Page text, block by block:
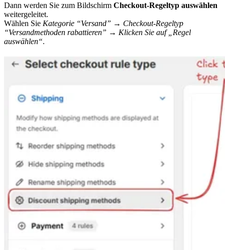
Dann werden Sie zum Bildschirm Checkout-Regeltyp auswählen
weitergeleitet.
Wählen Sie Kategorie “Versand” → Checkout-Regeltyp
“Versandmethoden rabattieren” → Klicken Sie auf „Regel
auswählen“.